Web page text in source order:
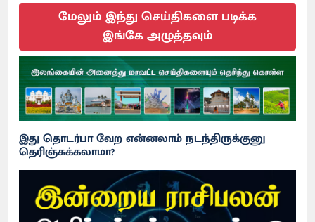
மேலும் இந்து செய்திகளை படிக்க
இங்கே அழுத்தவும்
இது தொடர்பா வேற என்னலாம் நடந்திருக்குனு
தெரிஞ்சுக்கலாமா?